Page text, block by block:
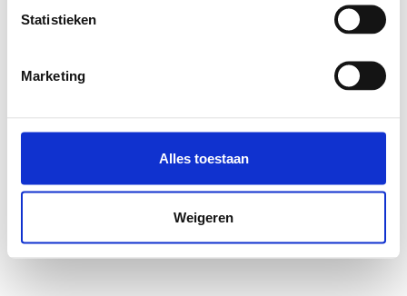
Statistieken
Marketing
Alles toestaan
Weigeren